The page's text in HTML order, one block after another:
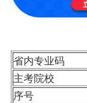
省内专业码
主考院校
序号